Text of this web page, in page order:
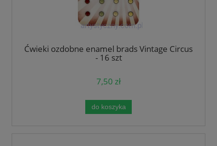
Ćwieki ozdobne enamel brads Vintage Circus
- 16 szt
7,50 zł
do koszyka